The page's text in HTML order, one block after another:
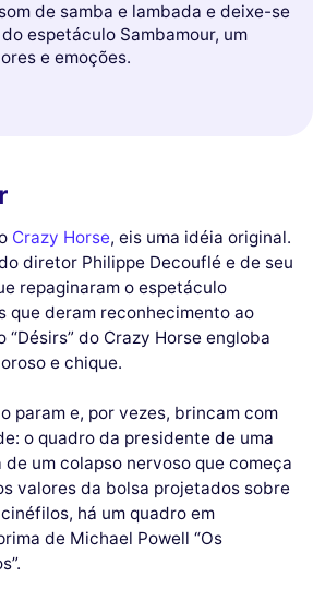
de samba e lambada e deixe-se
espetáculo Sambamour, um
e emoções.
Crazy Horse, eis uma idéia original.
diretor Philippe Decouflé e de seu
repaginaram o espetáculo
que deram reconhecimento ao
do Crazy Horse engloba
e chique.
param e, por vezes, brincam com
o quadro da presidente de uma
um colapso nervoso que começa
valores da bolsa projetados sobre
há um quadro em
de Michael Powell “Os